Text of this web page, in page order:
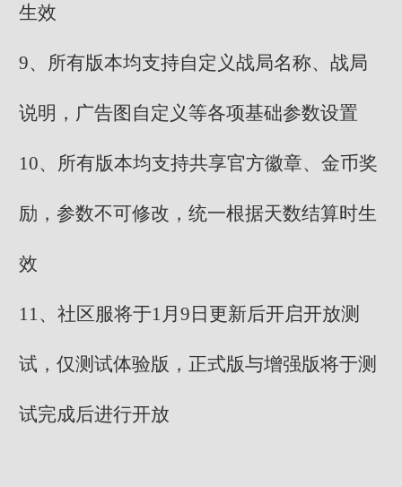
生效
9、所有版本均支持自定义战局名称、战局
说明，广告图自定义等各项基础参数设置
10、所有版本均支持共享官方徽章、金币奖
励，参数不可修改，统一根据天数结算时生
效
11、社区服将于1月9日更新后开启开放测
试，仅测试体验版，正式版与增强版将于测
试完成后进行开放